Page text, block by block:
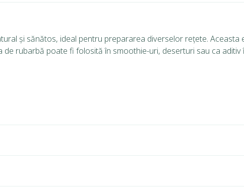
și sănătos, ideal pentru prepararea diverselor rețete.
rubarbă poate fi folosită în smoothie-uri, deserturi sau ca